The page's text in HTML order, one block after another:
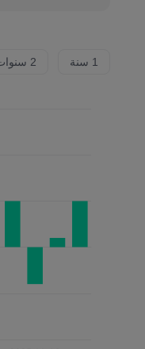
1 سنة 2 سنوات